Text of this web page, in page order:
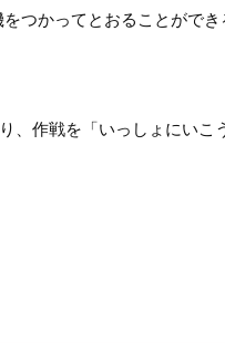
つかってとおることができ
作戦を「いっしょにい